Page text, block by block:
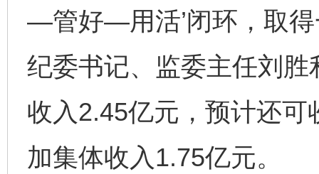
—管好—用活’闭环，取得
纪委书记、监委主任刘
收入2.45亿元，预计还
加集体收入1.75亿元。